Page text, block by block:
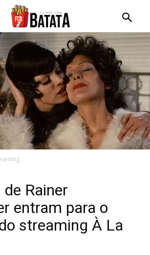
Rainer
entram para o
streaming À La